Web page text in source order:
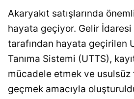
Akaryakıt satışlarında
hayata geçiyor. Gelir İdaresi
tarafından hayata geçirilen
Tanıma Sistemi (UTTS),
mücadele etmek ve usulsüz
geçmek amacıyla